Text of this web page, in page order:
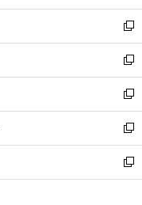
開
く
ウ
で
開
く
ン
ド
ウ
で
開
く
ウ
ィ
ン
ド
ウ
で
開
く
新
し
い
ウ
ィ
ン
ド
ウ
で
開
新
し
い
ウ
ィ
ン
ド
ウ
新
し
い
ウ
ィ
ン
新
し
い
ウ
新
し